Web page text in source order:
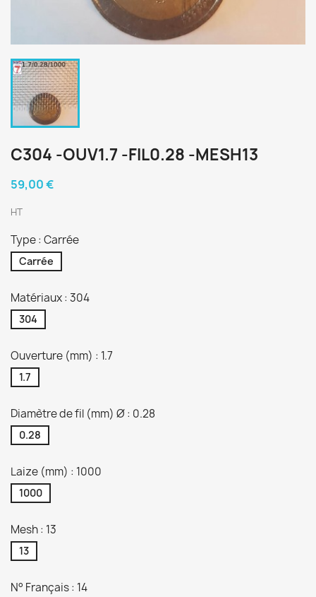
C304 -OUV1.7 -FIL0.28 -MESH13
59,00 €
HT
Type : Carrée
Carrée
Matériaux : 304
304
Ouverture (mm) : 1.7
1.7
Diamètre de fil (mm) Ø : 0.28
0.28
Laize (mm) : 1000
1000
Mesh : 13
13
N° Français : 14